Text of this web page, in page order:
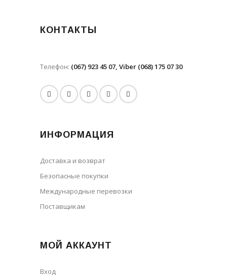
КОНТАКТЫ
Телефон: (067) 923 45 07, Viber (068) 175 07 30
ИНФОРМАЦИЯ
Доставка и возврат
Безопасные покупки
Международные перевозки
Поставщикам
МОЙ АККАУНТ
Вход